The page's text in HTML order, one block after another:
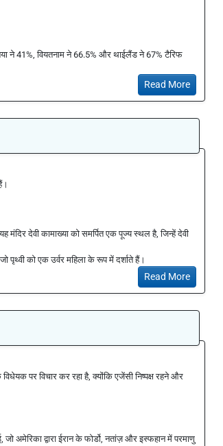
ने 41%, वियतनाम ने 66.5% और थाईलैंड ने 67% टैरिफ
Read More
मंदिर देवी कामाख्या को समर्पित एक पूज्य स्थल है, जिन्हें देवी
को एक उर्वर महिला के रूप में दर्शाते हैं।
Read More
पर विचार कर रहा है, क्योंकि एजेंसी निष्पक्ष रहने और
अमेरिका द्वारा ईरान के फोर्डो, नतांज़ और इस्फहान में परमाणु